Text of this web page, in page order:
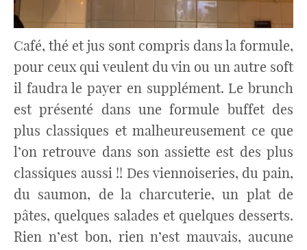
Café, thé et jus sont compris dans la formule,
pour ceux qui veulent du vin ou un autre soft
il faudra le payer en supplément. Le brunch
est présenté dans une formule buffet des
plus classiques et malheureusement ce que
l’on retrouve dans son assiette est des plus
classiques aussi !! Des viennoiseries, du pain,
du saumon, de la charcuterie, un plat de
pâtes, quelques salades et quelques desserts.
Rien n’est bon, rien n’est mauvais, aucune